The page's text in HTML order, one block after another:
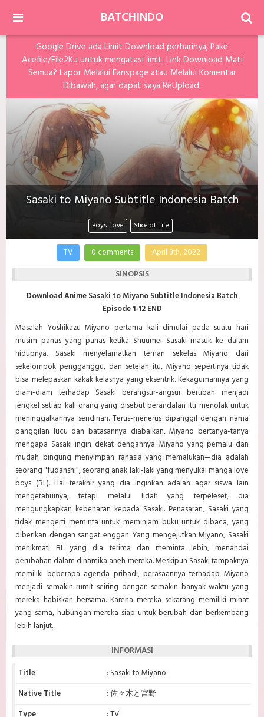
BATCHINDO
Google Drive ada Limit Download perharinya, Pake
Acefile/File2Ku untuk mengatasi limit. Link Download Mati
Semua? Lapor Melalui Fanspage atau Melalui Komentar
Dibawah, agar dapat saya ReUpload.
Sasaki to Miyano Subtitle Indonesia Batch
Boys Love Slice of Life
TV 0 comments April 8th, 2022
SINOPSIS
Download Anime Sasaki to Miyano Subtitle Indonesia Batch
Episode 1-12 END
Masalah Yoshikazu Miyano pertama kali dimulai pada suatu hari
musim panas yang panas ketika Shuumei Sasaki masuk ke dalam
hidupnya. Sasaki menyelamatkan teman sekelas Miyano dari
sekelompok pengganggu, dan setelah itu, Miyano sepertinya tidak
bisa melepaskan kakak kelasnya yang eksentrik. Kekagumannya yang
diam-diam terhadap Sasaki berangsur-angsur berubah menjadi
jengkel setiap kali orang yang disebut berandalan itu menolak untuk
meninggalkannya sendirian. Terus-menerus dipanggil dengan nama
panggilan lucu dan batasannya diabaikan, Miyano bertanya-tanya
mengapa Sasaki ingin dekat dengannya. Miyano yang pemalu dan
mudah bingung menyimpan rahasia yang memalukan—dia adalah
seorang "fudanshi", seorang anak laki-laki yang menyukai manga love
boys (BL). Hal terakhir yang dia inginkan adalah agar siswa lain
mengetahuinya, tetapi melalui lidah yang terpeleset, dia
mengungkapkan kebenaran kepada Sasaki. Penasaran, Sasaki yang
tidak mengerti meminta untuk meminjam buku untuk dibaca, yang
diberikan dengan sangat enggan. Yang mengejutkan Miyano, Sasaki
menikmati BL yang dia terima dan meminta lebih, menandai
perubahan dalam dinamika aneh mereka. Meskipun Sasaki tampaknya
memiliki beberapa agenda pribadi, perasaannya terhadap Miyano
menjadi semakin rumit seiring dengan semakin banyak waktu yang
mereka habiskan bersama. Karena mereka sekarang memiliki minat
yang sama, hubungan mereka siap untuk berubah dan berkembang
lebih lanjut.
INFORMASI
Title
: Sasaki to Miyano
Native Title
: 佐々木と宮野